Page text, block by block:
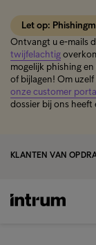
Let op:
Ontvangt u e-mails
twijfelachtig
mogelijk phishing
of bijlagen! Om
onze customer
dossier bij ons heeft
KLANTEN VAN